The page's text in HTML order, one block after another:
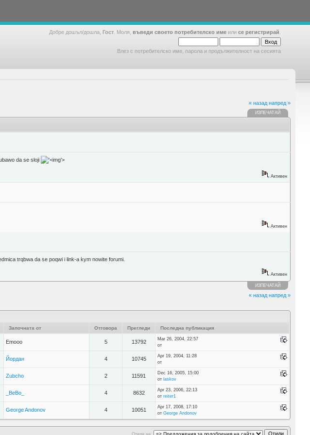
Добре дошъл/дошла, Гост . Моля, въведи своето потребителско име или се регистрирай
Влез с потребителско име, парола и продължителност на сесията
« назад напред »
ИЗПЕЧАТАЙ
da se sloji '>
Активен
Активен
trqbwa da se poqwi i link-a kym nowite forumi.
Активен
ИЗПЕЧАТАЙ
« назад напред »
Започната от Отговора Прегледи Последна публикация
Emooo 5 13792
Mar 26, 2004, 22:57
от
Йордан 4 10745
Apr 19, 2004, 11:28
от
Zubcho 2 11591
Dec 16, 2005, 15:00
от laskov
_BeBo_ 4 8632
Apr 23, 2006, 22:13
от reiter1
George Andonov 4 10051
Apr 17, 2008, 17:10
от George Andonov